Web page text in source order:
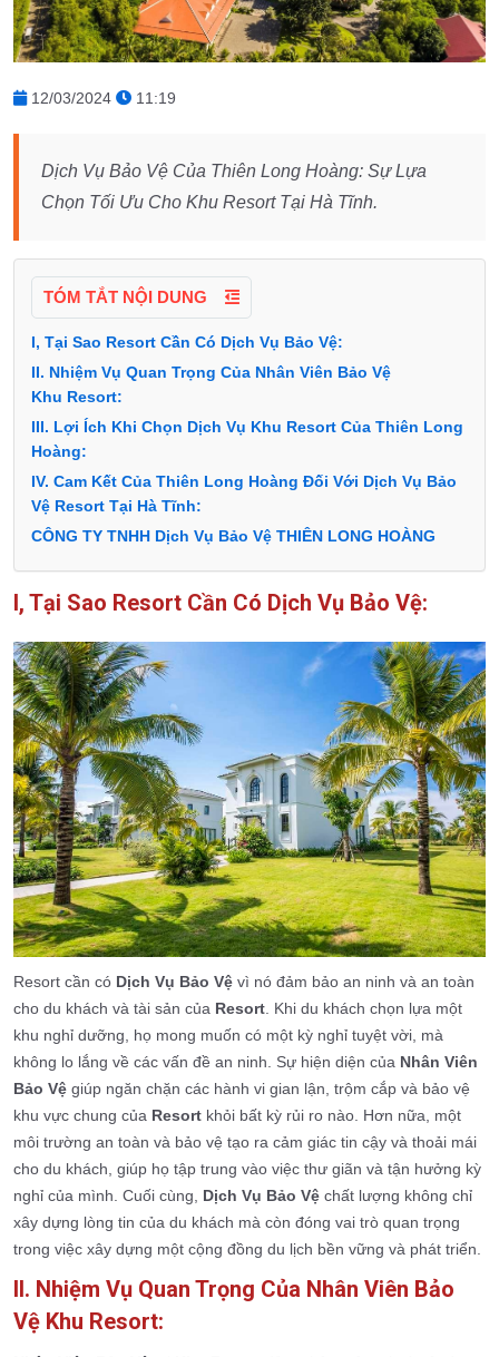
12/03/2024 11:19
Dịch Vụ Bảo Vệ Của Thiên Long Hoàng: Sự Lựa
Chọn Tối Ưu Cho Khu Resort Tại Hà Tĩnh.
TÓM TẮT NỘI DUNG
I, Tại Sao Resort Cần Có Dịch Vụ Bảo Vệ:
II. Nhiệm Vụ Quan Trọng Của Nhân Viên Bảo Vệ
Khu Resort:
III. Lợi Ích Khi Chọn Dịch Vụ Khu Resort Của Thiên Long
Hoàng:
IV. Cam Kết Của Thiên Long Hoàng Đối Với Dịch Vụ Bảo
Vệ Resort Tại Hà Tĩnh:
CÔNG TY TNHH Dịch Vụ Bảo Vệ THIÊN LONG HOÀNG
I, Tại Sao Resort Cần Có Dịch Vụ Bảo Vệ:
Resort cần có Dịch Vụ Bảo Vệ vì nó đảm bảo an ninh và an toàn
cho du khách và tài sản của Resort . Khi du khách chọn lựa một
khu nghỉ dưỡng, họ mong muốn có một kỳ nghỉ tuyệt vời, mà
không lo lắng về các vấn đề an ninh. Sự hiện diện của Nhân Viên
Bảo Vệ giúp ngăn chặn các hành vi gian lận, trộm cắp và bảo vệ
khu vực chung của Resort khỏi bất kỳ rủi ro nào. Hơn nữa, một
môi trường an toàn và bảo vệ tạo ra cảm giác tin cậy và thoải mái
cho du khách, giúp họ tập trung vào việc thư giãn và tận hưởng kỳ
nghỉ của mình. Cuối cùng, Dịch Vụ Bảo Vệ chất lượng không chỉ
xây dựng lòng tin của du khách mà còn đóng vai trò quan trọng
trong việc xây dựng một cộng đồng du lịch bền vững và phát triển.
II. Nhiệm Vụ Quan Trọng Của Nhân Viên Bảo
Vệ Khu Resort: